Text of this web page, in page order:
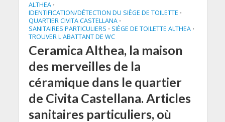
ALTHEA •
IDENTIFICATION/DÉTECTION DU SIÈGE DE TOILETTE •
QUARTIER CIVITA CASTELLANA •
SANITAIRES PARTICULIERS • SIÈGE DE TOILETTE ALTHEA •
TROUVER L'ABATTANT DE WC
Ceramica Althea, la maison
des merveilles de la
céramique dans le quartier
de Civita Castellana. Articles
sanitaires particuliers, où